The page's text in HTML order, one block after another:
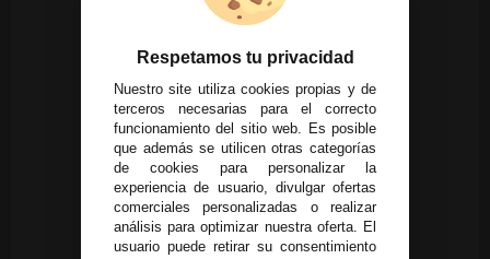
Respetamos tu privacidad
Nuestro site utiliza cookies propias y de
terceros necesarias para el correcto
funcionamiento del sitio web. Es posible
que además se utilicen otras categorías
de cookies para personalizar la
experiencia de usuario, divulgar ofertas
comerciales personalizadas o realizar
análisis para optimizar nuestra oferta. El
usuario puede retirar su consentimiento